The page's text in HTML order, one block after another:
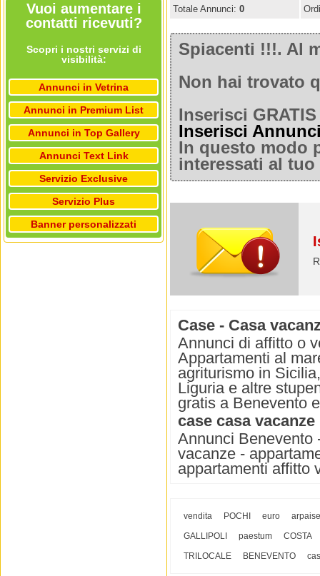
Vuoi aumentare i
contatti ricevuti?
Scopri i nostri servizi di
visibilità:
Annunci in Vetrina
Annunci in Premium List
Annunci in Top Gallery
Annunci Text Link
Servizio Exclusive
Servizio Plus
Banner personalizzati
Totale Annunci: 0
Spiacenti !!!. Al
Non hai trovato
Inserisci
Inserisci
In questo modo
interessati al
Case - Casa
Annunci di affitto o
Appartamenti al
agriturismo in
Liguria e altre
gratis a Benevento
case casa vacanze
Annunci Benevento
vacanze -
appartamenti affitto
vendita POCHI euro
arpaise
GALLIPOLI
paestum
COSTA
TRILOCALE
BENEVENTO